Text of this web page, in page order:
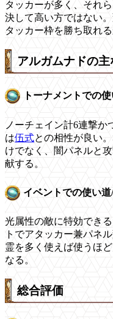
タッカーが多く、それ
決して高い方ではない
タッカー枠を勝ち取れ
アルガムナドの
トーナメントでの
ノーチェイン計6連撃
は伍式との相性が良い
けでなく、闇パネルと
献する。
イベントでの使い
光属性の敵に特効でき
トでアタッカー兼パネ
霊を多く使えば使うほ
なる。
総合評価